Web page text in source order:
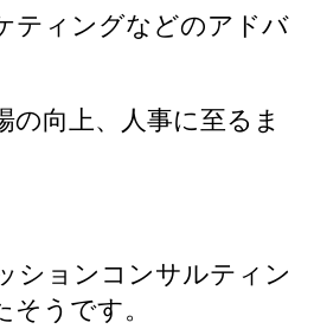
ティングなどのアドバ
の向上、人事に至るま
ションコンサルティン
うです。